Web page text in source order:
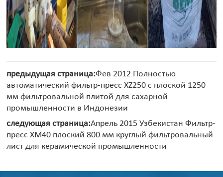
предыдущая страница:Фев 2012 Полностью
автоматический фильтр-пресс XZ250 с плоской 1250
мм фильтровальной плитой для сахарной
промышленности в Индонезии
следующая страница:Апрель 2015 Узбекистан Фильтр-
пресс XM40 плоский 800 мм круглый фильтровальный
лист для керамической промышленности